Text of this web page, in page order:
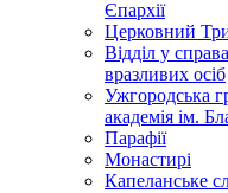
Єпархії
Церковний
Відділ у
вразливих осіб
Ужгородська
академія ім.
Парафії
Монастирі
Капеланське